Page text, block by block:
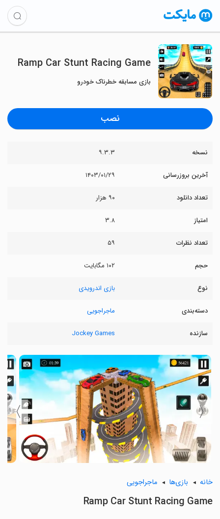
Ramp Car Stunt Racing Game
بازی مسابقه خطرناک خودرو
نصب
نسخه ۹.۳.۳
آخرین بروزرسانی ۱۴۰۳/۰۱/۲۹
تعداد دانلود ۹۰ هزار
امتیاز ۳.۸
تعداد نظرات ۵۹
حجم ۱۰۲ مگابایت
نوع بازی اندرویدی
دسته‌بندی ماجراجویی
سازنده Jockey Games
〈
〉
خانه بازی‌ها ماجراجویی
Ramp Car Stunt Racing Game